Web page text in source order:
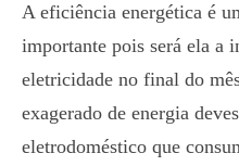
A eficiência energética é
importante pois será ela a
eletricidade no final do
exagerado de energia
eletrodoméstico que